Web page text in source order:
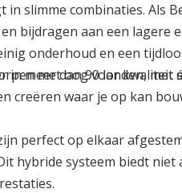
slimme combinaties. Als
bijdragen aan een lagere
onderhoud en een
met oog voor kwaliteit
meer dan 90 landen, met
creëren waar je op kan
perfect op elkaar
hybride systeem biedt niet